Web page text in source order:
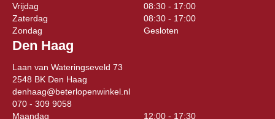
Vrijdag
08:30 - 17:00
Zaterdag
08:30 - 17:00
Zondag
Gesloten
Den Haag
Laan van Wateringseveld 73
2548 BK Den Haag
denhaag@beterlopenwinkel.nl
070 - 309 9058
Maandag
12:00 - 17:30